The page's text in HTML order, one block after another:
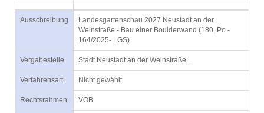
Ausschreibung
Landesgartenschau 2027 Neustadt an der
Weinstraße - Bau einer Boulderwand (180, Po -
164/2025- LGS)
Vergabestelle Stadt Neustadt an der Weinstraße_
Verfahrensart Nicht gewählt
Rechtsrahmen VOB